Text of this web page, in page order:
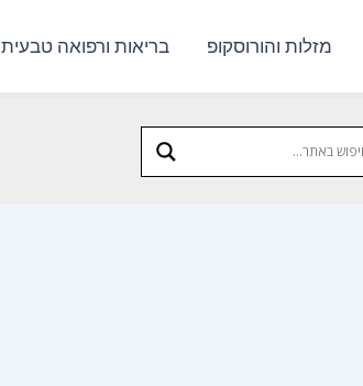
מזלות והורוסקופ בריאות ורפואה טבעית